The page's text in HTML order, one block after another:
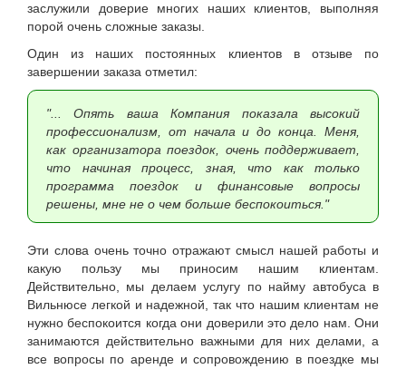
заслужили доверие многих наших клиентов, выполняя
порой очень сложные заказы.
Один из наших постоянных клиентов в отзыве по
завершении заказа отметил:
"... Опять ваша Компания показала высокий
профессионализм, от начала и до конца. Меня,
как организатора поездок, очень поддерживает,
что начиная процесс, зная, что как только
программа поездок и финансовые вопросы
решены, мне не о чем больше беспокоиться."
Эти слова очень точно отражают смысл нашей работы и
какую пользу мы приносим нашим клиентам.
Действительно, мы делаем услугу по найму автобуса в
Вильнюсе легкой и надежной, так что нашим клиентам не
нужно беспокоится когда они доверили это дело нам. Они
занимаются действительно важными для них делами, а
все вопросы по аренде и сопровождению в поездке мы